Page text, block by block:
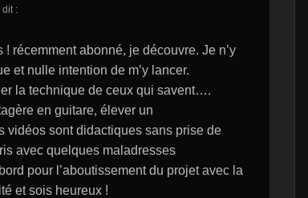
dit :
récemment abonné, je découvre. Je n’y
et nulle intention de m’y lancer.
la technique de ceux qui savent….
en guitare, élever un
sont didactiques sans prise de
avec quelques maladresses
pour l’aboutissement du projet avec la
et sois heureux !